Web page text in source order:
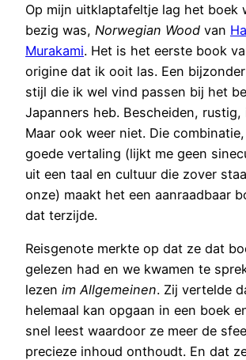
Op mijn uitklaptafeltje lag het boek
bezig was, Norwegian Wood van
Murakami. Het is het eerste book
origine dat ik ooit las. Een
stijl die ik wel vind passen bij het
Japanners heb. Bescheiden,
Maar ook weer niet. Die
goede vertaling (lijkt me geen
uit een taal en cultuur die zover
onze) maakt het een aanraadbaar
dat terzijde.
Reisgenote merkte op dat ze dat
gelezen had en we kwamen te
lezen im Allgemeinen. Zij vertelde
helemaal kan opgaan in een boek
snel leest waardoor ze meer de
precieze inhoud onthoudt. En dat